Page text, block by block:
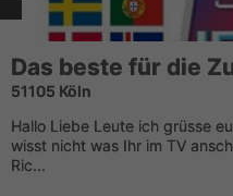
Das beste für die
51105 Köln
Hallo Liebe Leute ich grüsse
wisst nicht was Ihr im TV
Ric...